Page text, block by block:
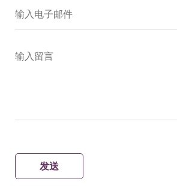
输入电子邮件
输入留言
发送